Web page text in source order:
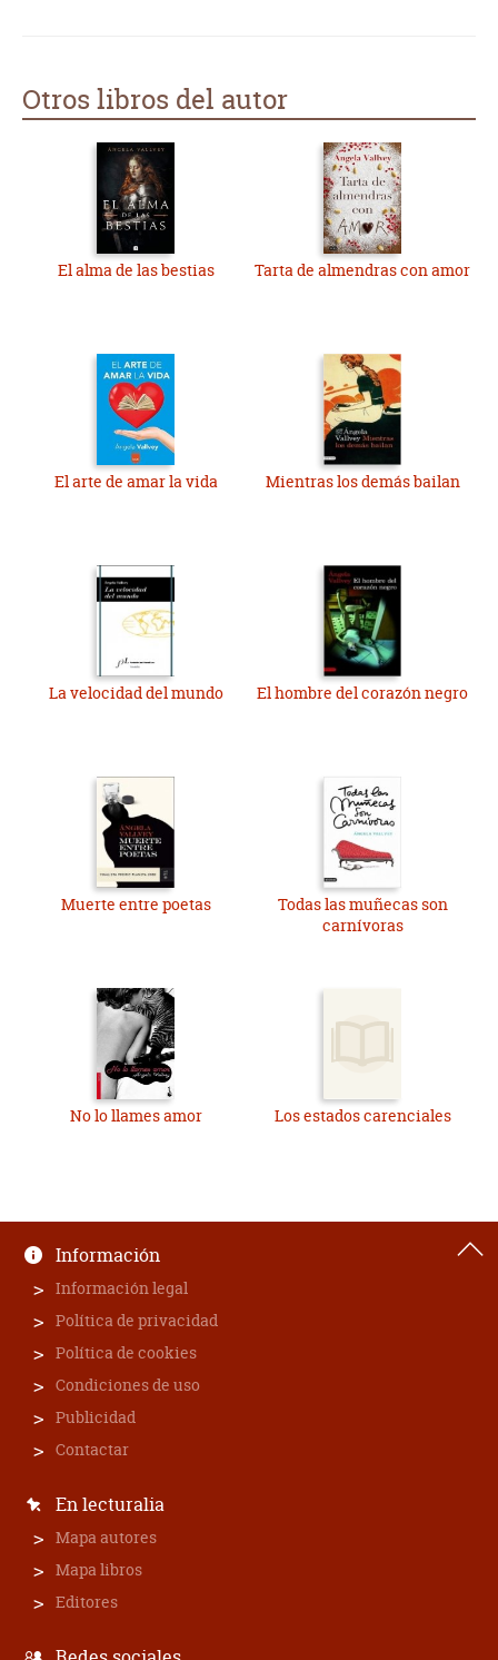
Otros libros del autor
El alma de las bestias Tarta de almendras con amor
El arte de amar la vida Mientras los demás bailan
La velocidad del mundo El hombre del corazón negro
Muerte entre poetas
Todas las muñecas son
carnívoras
No lo llames amor Los estados carenciales
Información
Información legal
Política de privacidad
Política de cookies
Condiciones de uso
Publicidad
Contactar
En lecturalia
Mapa autores
Mapa libros
Editores